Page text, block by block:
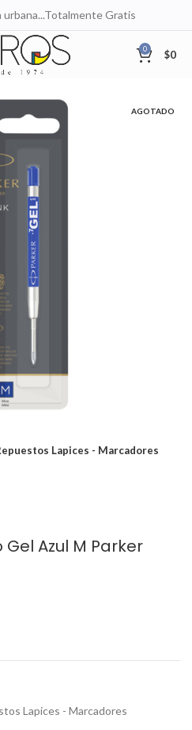
urbana...Totalmente Gratis
0 $0
AGOTADO
Lapices - Marcadores
Azul M Parker
Lapices - Marcadores